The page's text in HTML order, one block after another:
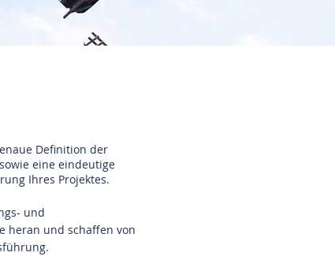
Definition der
eine eindeutige
Ihres Projektes.
und
heran und schaffen von